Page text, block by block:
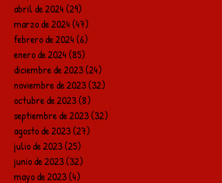
abril de 2024(29)
marzo de 2024(47)
febrero de 2024(6)
enero de 2024(85)
diciembre de 2023(24)
noviembre de 2023(32)
octubre de 2023(8)
septiembre de 2023(32)
agosto de 2023(27)
julio de 2023(25)
junio de 2023(32)
mayo de 2023(4)